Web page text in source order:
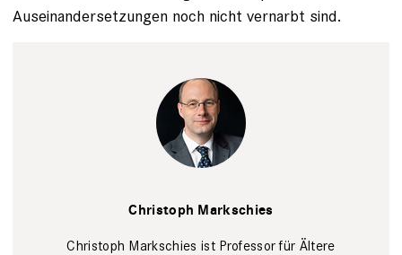
Auseinandersetzungen noch nicht vernarbt sind.
MarkschiesThomas
Christoph Markschies
Christoph Markschies ist Professor für Ältere